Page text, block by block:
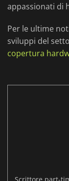
appassionati di
Per le ultime
sviluppi del
copertura